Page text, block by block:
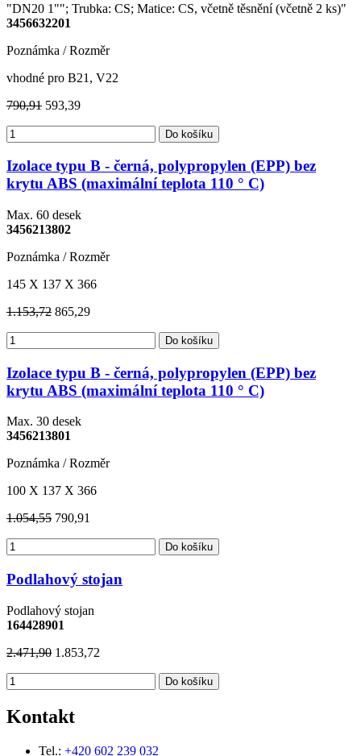
"DN20 1""; Trubka: CS; Matice: CS, včetně těsnění (včetně 2 ks)"
3456632201
Poznámka / Rozměr
vhodné pro B21, V22
790,91 593,39
Do košíku
Izolace typu B - černá, polypropylen (EPP) bez
krytu ABS (maximální teplota 110 ° C)
Max. 60 desek
3456213802
Poznámka / Rozměr
145 X 137 X 366
1.153,72 865,29
Do košíku
Izolace typu B - černá, polypropylen (EPP) bez
krytu ABS (maximální teplota 110 ° C)
Max. 30 desek
3456213801
Poznámka / Rozměr
100 X 137 X 366
1.054,55 790,91
Do košíku
Podlahový stojan
Podlahový stojan
164428901
2.471,90 1.853,72
Do košíku
Kontakt
Tel.: +420 602 239 032